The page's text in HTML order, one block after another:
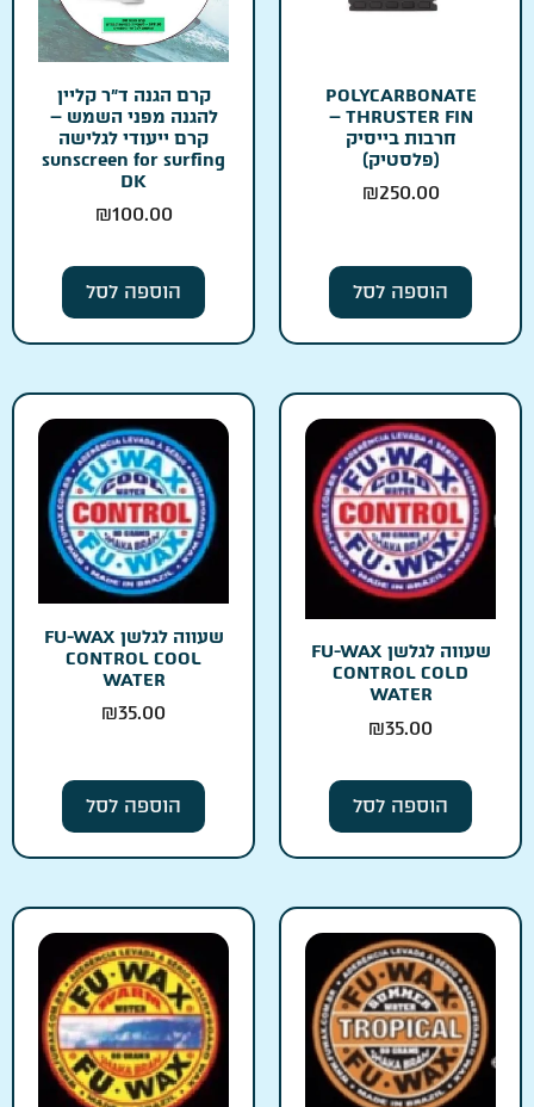
POLYCARBONATE
THRUSTER FIN –
חרבות בייסיק
(פלסטיק)
₪250.00
הוספה לסל
קרם הגנה ד״ר קליין
להגנה מפני השמש –
קרם ייעודי לגלישה
sunscreen for surfing
DK
₪100.00
הוספה לסל
שעווה לגלשן FU-WAX
CONTROL COLD
WATER
₪35.00
הוספה לסל
שעווה לגלשן FU-WAX
CONTROL COOL
WATER
₪35.00
הוספה לסל